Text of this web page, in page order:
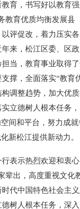
育，书写好以教育
教育优质均衡发展县
评促改，着力压实
来，松江区委、区
当，教育事业取得
撑，全面落实“教育
调整趋势，加大优
立德树人根本任务
间和平台，努力成
新松江提供新动力。
热烈欢迎和衷心
辈出，高度重视文化
代中国特色社会主
树人根本任务，深